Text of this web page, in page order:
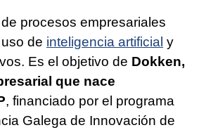
procesos empresariales
de inteligencia artificial y
Es el objetivo de Dokken,
que nace
, financiado por el programa
Galega de Innovación de